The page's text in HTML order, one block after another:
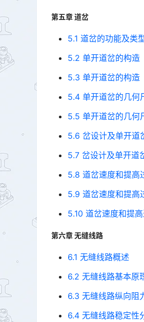
第五章 道岔
5.1 道岔的功能及类
5.2 单开道岔的构造
5.3 单开道岔的构造
5.4 单开道岔的几何
5.5 单开道岔的几何
5.6 岔设计及单开道
5.7 岔设计及单开道
5.8 道岔速度和提高
5.9 道岔速度和提高
5.10 道岔速度和提
第六章 无缝线路
6.1 无缝线路概述
6.2 无缝线路基本原
6.3 无缝线路纵向阻
6.4 无缝线路稳定性